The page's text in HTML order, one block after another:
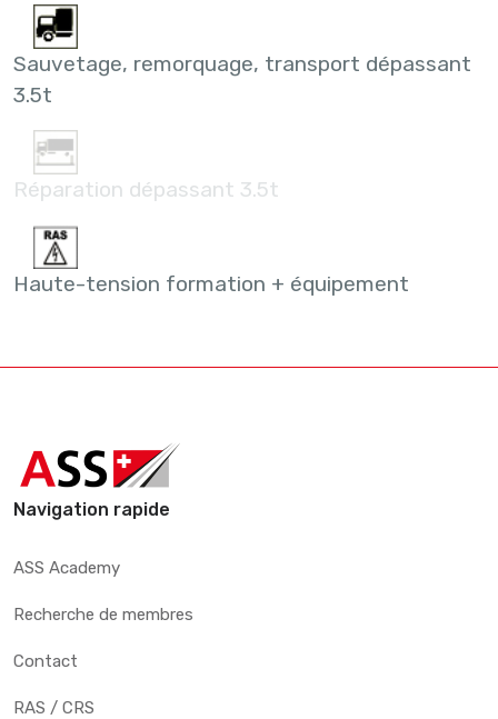
Sauvetage, remorquage, transport dépassant
3.5t
Réparation dépassant 3.5t
Haute-tension formation + équipement
Navigation rapide
ASS Academy
Recherche de membres
Contact
RAS / CRS